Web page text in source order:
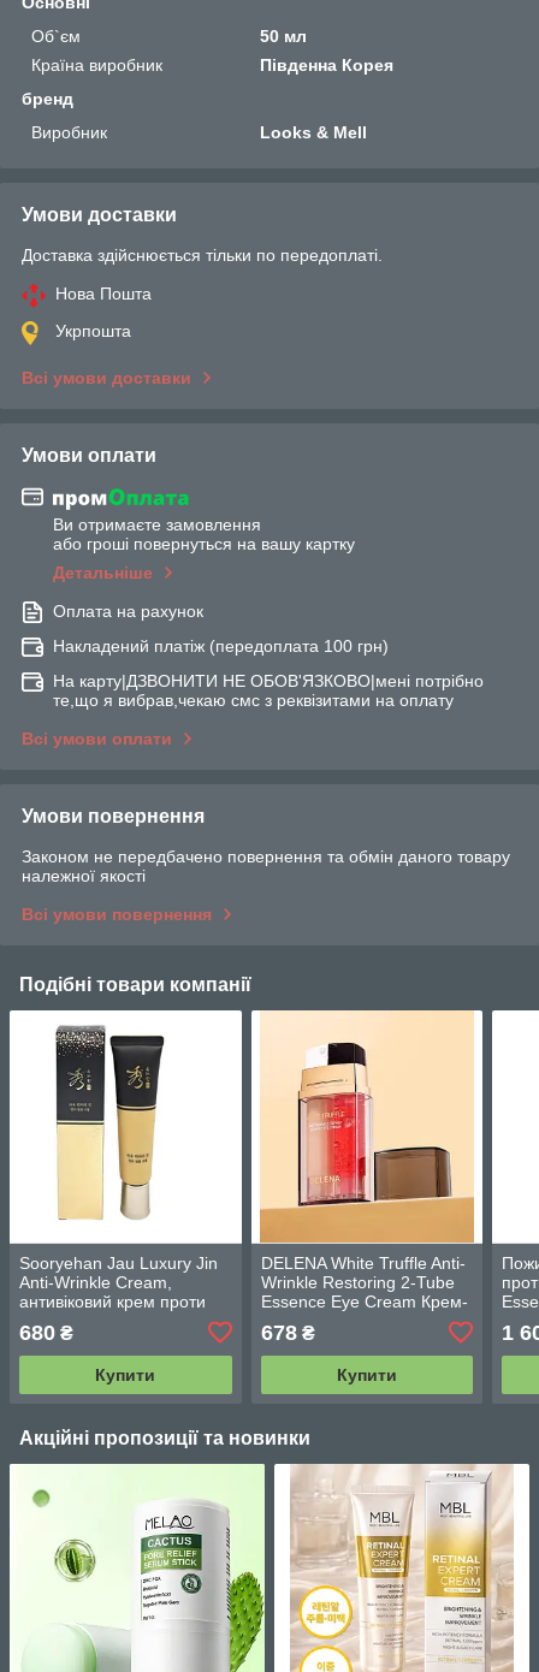
Об`єм
50 мл
Країна виробник
Південна Корея
бренд
Виробник
Looks & Mell
Умови доставки
Доставка здійснюється тільки по передоплаті.
Нова Пошта
Укрпошта
Всі умови доставки
Умови оплати
Ви отримаєте замовлення
або гроші повернуться на вашу картку
Детальніше
Оплата на рахунок
Накладений платіж (передоплата 100 грн)
На карту|ДЗВОНИТИ НЕ ОБОВ'ЯЗКОВО|мені потрібно
те,що я вибрав,чекаю смс з реквізитами на оплату
Всі умови оплати
Умови повернення
Законом не передбачено повернення та обмін даного товару
належної якості
Всі умови повернення
Подібні товари компанії
Sooryehan Jau Luxury Jin
Anti-Wrinkle Cream,
антивіковий крем проти
680 ₴
Купити
DELENA White Truffle Anti-
Wrinkle Restoring 2-Tube
Essence Eye Cream Крем-
трюфелем 11ml+11ml
678₴
Купити
1
Акційні пропозиції та новинки